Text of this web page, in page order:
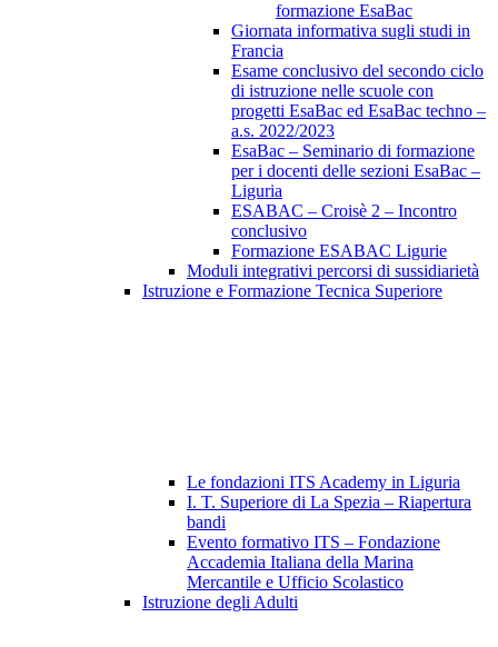
formazione EsaBac
Giornata informativa sugli studi in
Francia
Esame conclusivo del secondo ciclo
di istruzione nelle scuole con
progetti EsaBac ed EsaBac techno –
a.s. 2022/2023
EsaBac – Seminario di formazione
per i docenti delle sezioni EsaBac –
Liguria
ESABAC – Croisè 2 – Incontro
conclusivo
Formazione ESABAC Ligurie
Moduli integrativi percorsi di sussidiarietà
Istruzione e Formazione Tecnica Superiore
Le fondazioni ITS Academy in Liguria
I. T. Superiore di La Spezia – Riapertura
bandi
Evento formativo ITS – Fondazione
Accademia Italiana della Marina
Mercantile e Ufficio Scolastico
Istruzione degli Adulti